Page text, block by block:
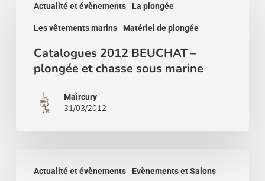
Actualité et évènements La plongée
Les vêtements marins Matériel de plongée
2012
BEUCHAT
plongée
chasse
Catalogues 2012 BEUCHAT –
plongée et chasse sous marine
Maircury
31/03/2012
Actualité et évènements Evènements et Salons
nouveaux